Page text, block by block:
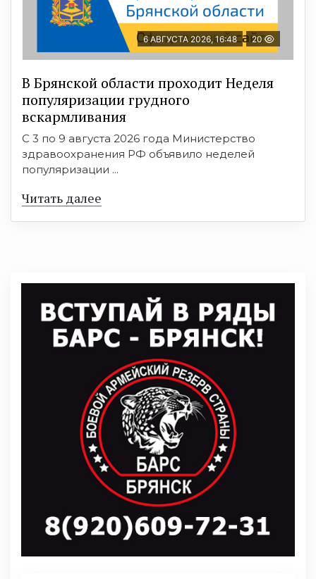
6 АВГУСТА 2026, 16:48 20
В Брянской области проходит Неделя
популяризации грудного
вскармливания
С 3 по 9 августа 2026 года Министерство
здравоохранения РФ объявило неделей
популяризации ...
Читать далее